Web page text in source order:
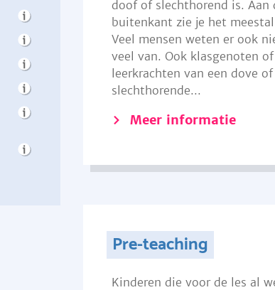
doof of slechthorend is. Aan
buitenkant zie je het
Veel mensen weten er ook
veel van. Ook klasgenoten of
leerkrachten van een dove of
slechthorende...
Meer informatie
Pre-teaching
Kinderen die voor de les al